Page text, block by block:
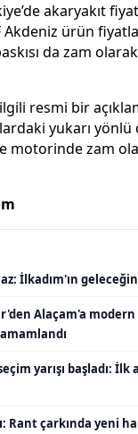
akaryakıt
Akdeniz ürün
da zam
resmi bir
yukarı yönlü
motorinde zam
İlkadım'ın
Alaçam'a modern
yarışı başladı:
Rant çarkında yeni